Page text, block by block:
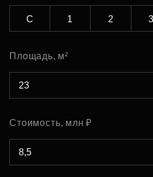
С 1 2 3
Площадь, м²
Стоимость, млн ₽